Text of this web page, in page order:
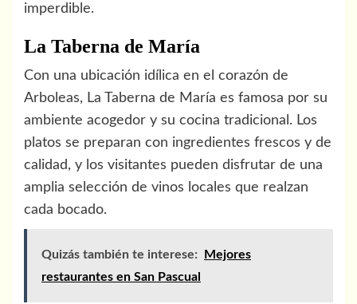
imperdible.
La Taberna de María
Con una ubicación idílica en el corazón de
Arboleas, La Taberna de María es famosa por su
ambiente acogedor y su cocina tradicional. Los
platos se preparan con ingredientes frescos y de
calidad, y los visitantes pueden disfrutar de una
amplia selección de vinos locales que realzan
cada bocado.
Quizás también te interese:
Mejores
restaurantes en San Pascual